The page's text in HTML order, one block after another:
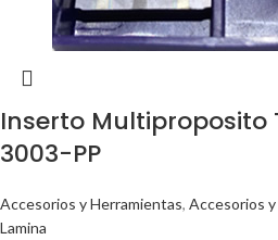
Inserto Multiproposito
3003-PP
Accesorios y Herramientas, Accesorios
Lamina